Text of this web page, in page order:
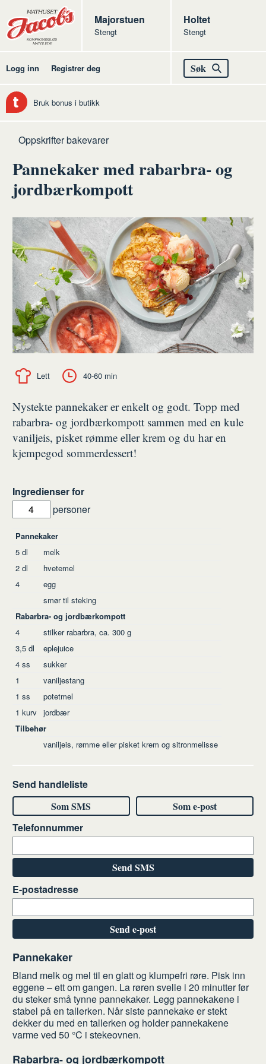
Butikker
Jacobs
Majorstuen
Stengt
Jacobs
Holtet
Stengt
Logg inn Registrer deg Søk
Bruk bonus i butikk
Hjem
Bakevarer
Oppskrifter bakevarer
Pannekaker med rabarbra- og
jordbærkompott
Lett 40-60 min
Nystekte pannekaker er enkelt og godt. Topp med
rabarbra- og jordbærkompott sammen med en kule
vaniljeis, pisket rømme eller krem og du har en
kjempegod sommerdessert!
Ingredienser for
personer
Ingredienser
Pannekaker
5dl
melk
2dl
hvetemel
4
egg
smør til steking
Rabarbra- og jordbærkompott
4
stilker rabarbra, ca. 300 g
3,5dl
eplejuice
4ss
sukker
1
vaniljestang
1 ss
potetmel
1 kurv jordbær
Tilbehør
vaniljeis, rømme eller pisket krem og sitronmelisse
Send handleliste
Som SMS
Som e-post
Telefonnummer
Send SMS
E-postadresse
Send e-post
Slik
gjør
du
Pannekaker
Bland melk og mel til en glatt og klumpefri røre. Pisk inn
eggene – ett om gangen. La røren svelle i 20 minutter før
du steker små tynne pannekaker. Legg pannekakene i
stabel på en tallerken. Når siste pannekake er stekt
dekker du med en tallerken og holder pannekakene
varme ved 50 °C i stekeovnen.
Rabarbra- og jordbærkompott